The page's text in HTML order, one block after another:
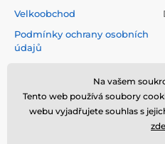
Velkoobchod
Podmínky ochrany osobních
údajů
cookies
Na vašem
Tento web používá soubory
webu vyjadřujete souhlas s
zde